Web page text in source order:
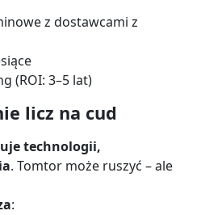
z dostawcami z
(ROI: 3–5 lat)
licz na cud
technologii,
. Tomtor może ruszyć – ale
: